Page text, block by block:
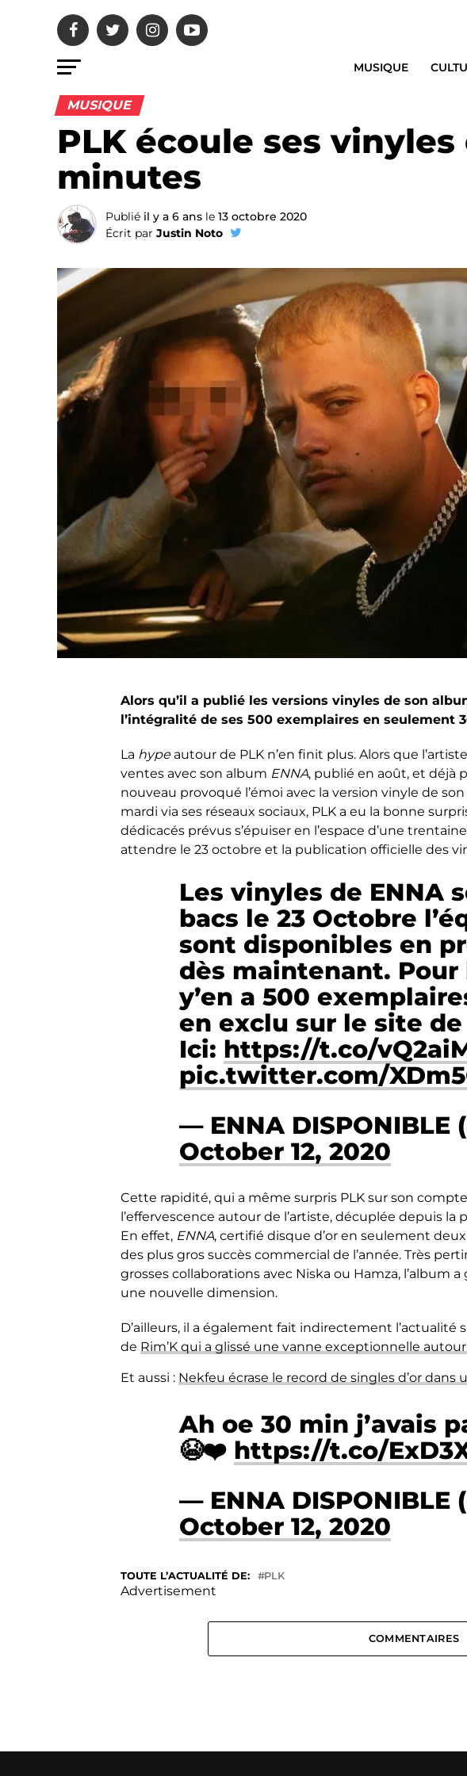
MUSIQUE
MUSIQUE
PLK écoule ses
minutes
Publié il y a 6 ans le 13 octobre 2020
Écrit par Justin Noto
Alors qu’il a publié les versions vinyles de son
l’intégralité de ses 500 exemplaires en seulement
La hype autour de PLK n’en finit plus. Alors que
ventes avec son album ENNA, publié en août, et déjà
nouveau provoqué l’émoi avec la version vinyle de
mardi via ses réseaux sociaux, PLK a eu la bonne
dédicacés prévus s’épuiser en l’espace d’une
attendre le 23 octobre et la publication officielle des
Les vinyles de ENNA
bacs le 23 Octobre
sont disponibles en
dès maintenant. Pour
y’en a 500
en exclu sur le site de
Ici: https://t.co/
pic.twitter.com/
— ENNA DISPONIBLE
October 12, 2020
Cette rapidité, qui a même surpris PLK sur son
l’effervescence autour de l’artiste, décuplée depuis
En effet, ENNA, certifié disque d’or en seulement
des plus gros succès commercial de l’année. Très
grosses collaborations avec Niska ou Hamza, l’album
une nouvelle dimension.
D’ailleurs, il a également fait indirectement l’actualité
de Rim’K qui a glissé une vanne exceptionnelle
Et aussi : Nekfeu écrase le record de singles d’or dans
Ah oe 30 min j’avais
😭❤️ https://t.co/
— ENNA DISPONIBLE
October 12, 2020
TOUTE L’ACTUALITÉ DE: PLK
Advertisement
COMMENTAIRES